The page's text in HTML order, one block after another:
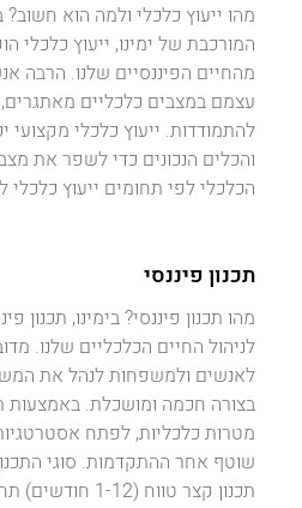
מהו ייעוץ כלכלי ולמה הוא
המורכבת של ימינו, ייעוץ כלכלי
מהחיים הפיננסיים שלנו. הרבה
עצמם במצבים כלכליים
להתמודדות. ייעוץ כלכלי
והכלים הנכונים כדי לשפר את
הכלכלי לפי תחומים ייעוץ
תכנון פיננסי
מהו תכנון פיננסי? בימינו, תכנון
לניהול החיים הכלכליים שלנו.
לאנשים ולמשפחות לנהל את
בצורה חכמה ומושכלת. באמצעות
מטרות כלכליות, לפתח
שוטף אחר ההתקדמות. סוגי
תכנון קצר טווח (1-12 חודשים) תחום מטרות […]